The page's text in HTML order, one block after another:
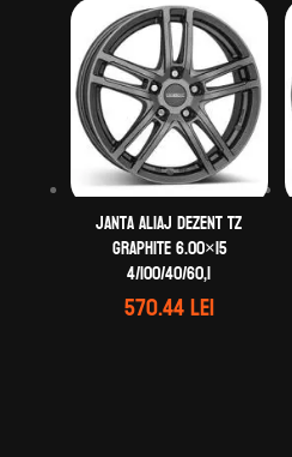
Janta aliaj DEZENT TZ
graphite 6.00×15
4/100/40/60,1
570.44lei